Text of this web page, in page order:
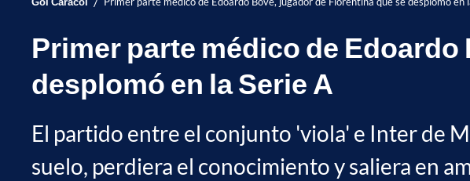
Primer parte médico de
desplomó en la Serie A
El partido entre el conjunto 'viola' e Inter de
suelo, perdiera el conocimiento y saliera en